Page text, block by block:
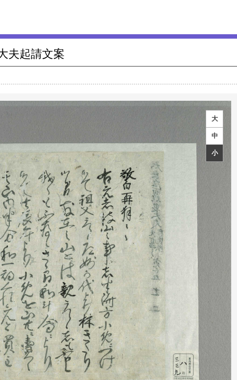
夫起請文案
大
中
小